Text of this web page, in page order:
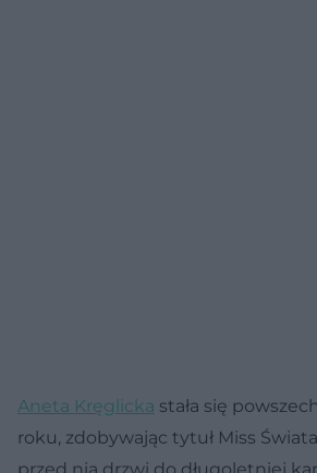
Aneta Kręglicka stała się
roku, zdobywając tytuł Miss
przed nią drzwi do długoletniej